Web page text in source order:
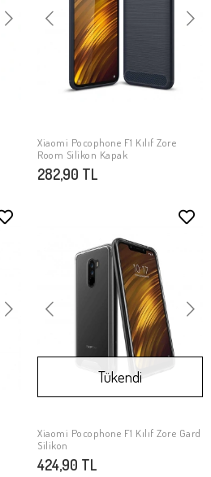
SEPETE EKLE
Xiaomi Pocophone F1 Kılıf Zore
Room Silikon Kapak
282,90 TL
Stokta Yok
Tükendi
Xiaomi Pocophone F1 Kılıf Zore Gard
Silikon
424,90 TL